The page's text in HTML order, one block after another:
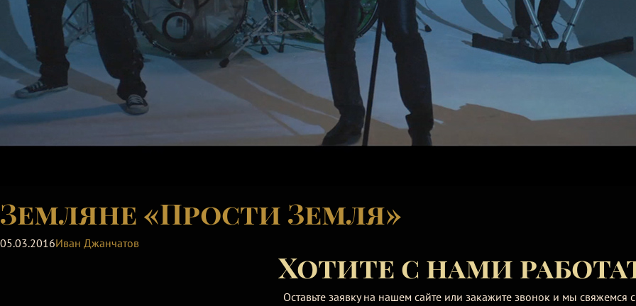
Земляне «Прости Земля»
05.03.2016Иван Джанчатов
Хотите с нами
Оставьте заявку на нашем сайте или закажите звонок и мы свяжемся